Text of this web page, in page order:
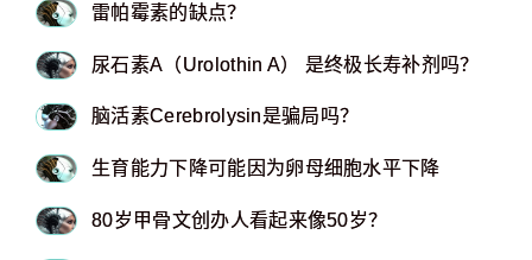
雷帕霉素的缺点？
尿石素A（Urolothin A） 是终极长寿补剂吗？
脑活素Cerebrolysin是骗局吗？
生育能力下降可能因为卵母细胞水平下降
80岁甲骨文创办人看起来像50岁？